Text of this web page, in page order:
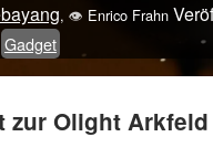
, 👁 Enrico Frahn
Gadget
zur Olight